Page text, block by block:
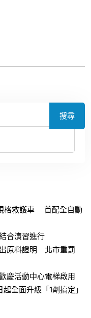
搜尋
格救護車 首配全自動
合演習進行
原料證明 北市重罰
慶活動中心電梯啟用
全面升級「1劑搞定」